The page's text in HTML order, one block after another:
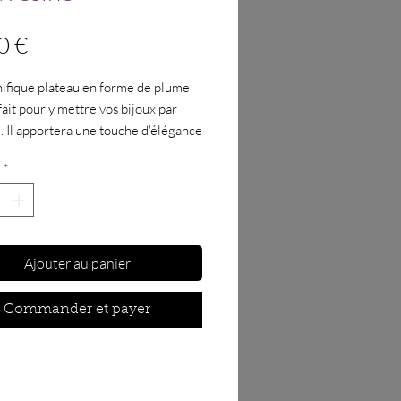
€Prix
plateau en forme de plume
pour y mettre vos bijoux par
Il apportera une touche d'élégance
:
cm hauteur : 2 cm
: Blanc avec des feuilles d'or.
: Aqua résine
*
Ajouter au panier
Commander et payer